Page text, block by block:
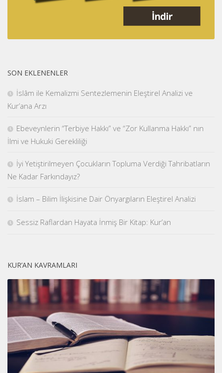
SON EKLENENLER
İslâm ile Kemalizmi Sentezlemenin Eleştirel Analizi ve
Kur’ana Arzı
Ebeveynlerin “Terbiye Hakkı” ve “Zor Kullanma Hakkı” nın
İlmi ve Hukuki Gerekliliği
İyi Yetiştirilmeyen Çocukların Topluma Verdiği Tahribatların
Ne Kadar Farkındayız?
İslam – Bilim İlişkisine Dair Önyargıların Eleştirel Analizi
Sessiz Raflardan Hayata İnmiş Bir Kitap: Kur’an
KUR’AN KAVRAMLARI